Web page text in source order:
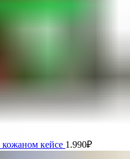
кожаном кейсе 1.990₽